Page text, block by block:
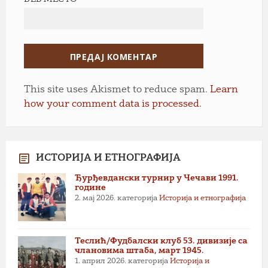
This site uses Akismet to reduce spam. Learn
how your comment data is processed.
ИСТОРИЈА И ЕТНОГРАФИЈА
Ђурђевдански турнир у Чечави 1991.
године
2. мај 2026. категорија Историја и етнографија
Теслић/Фудбалски клуб 53. дивизије са
члановима штаба, март 1945.
1. април 2026. категорија Историја и